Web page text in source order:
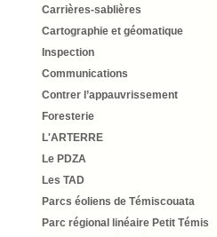
Carrières-sablières
Cartographie et géomatique
Inspection
Communications
Contrer l’appauvrissement
Foresterie
L'ARTERRE
Le PDZA
Les TAD
Parcs éoliens de Témiscouata
Parc régional linéaire Petit Témis